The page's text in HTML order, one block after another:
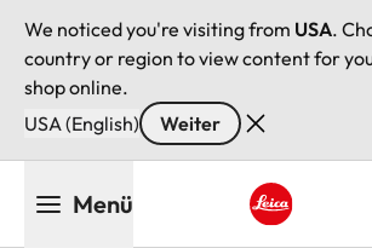
We noticed you're visiting from USA.
country or region to view content for
shop online.
USA (English)
Weiter
Menü